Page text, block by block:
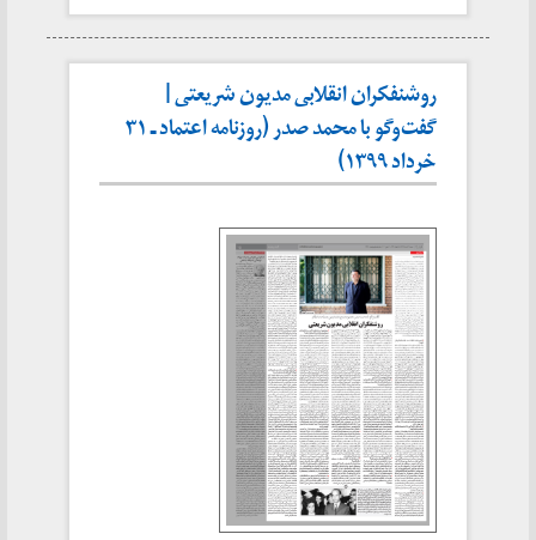
روشنفكران انقلابی مديون شريعتی |
گفت‌وگو با محمد صدر (روزنامه اعتماد ـ ۳۱
خرداد ۱۳۹۹)